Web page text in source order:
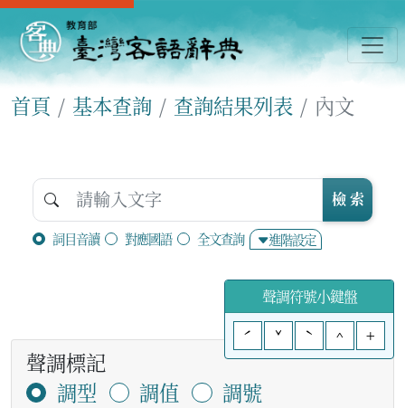
首頁 基本查詢 查詢結果列表 內文
詞目音讀 對應國語 全文查詢 進階設定
檢 索
聲調符號小鍵盤
ˊ
ˇ ˋ ^ +
聲調標記
調型
調值
調號